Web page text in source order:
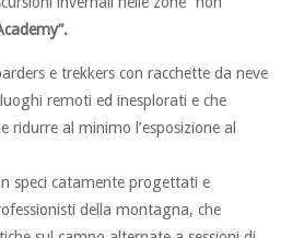
e trekkers con racchette da neve
remoti ed inesplorati e che
ridurre al minimo l’esposizione al
speci catamente progettati e
della montagna, che